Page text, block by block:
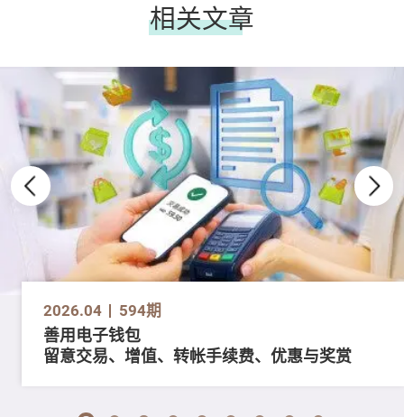
相关文章
2026.04 594期
善用电子钱包
留意交易、增值、转帐手续费、优惠与奖赏